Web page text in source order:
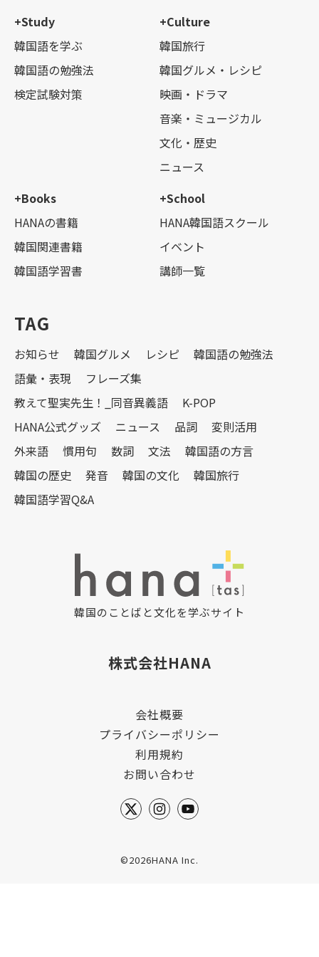
+Study
韓国語を学ぶ
韓国語の勉強法
検定試験対策
+Culture
韓国旅行
韓国グルメ・レシピ
映画・ドラマ
音楽・ミュージカル
文化・歴史
ニュース
+Books
HANAの書籍
韓国関連書籍
韓国語学習書
+School
HANA韓国語スクール
イベント
講師一覧
TAG
お知らせ 韓国グルメ レシピ
韓国語の勉強法
語彙・表現
フレーズ集
教えて聖実先生！_同音異義語
K-POP
HANA公式グッズ
ニュース 品詞
変則活用
外来語
慣用句 数詞 文法
韓国語の方言
韓国の歴史
発音 韓国の文化
韓国旅行
韓国語学習Q&A
韓国のことばと文化を学ぶサイト
株式会社HANA
会社概要
プライバシーポリシー
利用規約
お問い合わせ
©2026HANA Inc.